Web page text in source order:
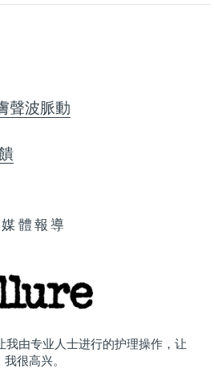
聲波脈動
媒體報導
由专业人士进行的护理操作，让
我很高兴。